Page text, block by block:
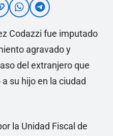
Codazzi fue imputado
agravado y
del extranjero que
su hijo en la ciudad
la Unidad Fiscal de